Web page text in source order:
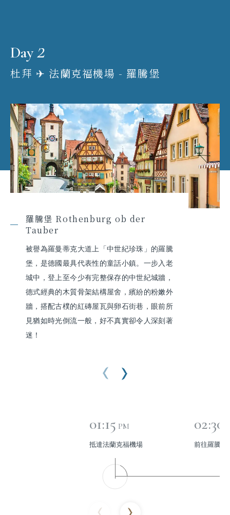
Day2
杜拜 ✈︎ 法蘭克福機場 - 羅騰堡
羅騰堡 Rothenburg ob der
Tauber
被譽為羅曼蒂克大道上「中世紀珍珠」的羅騰
堡，是德國最具代表性的童話小鎮。一步入老
城中，登上至今少有完整保存的中世紀城牆，
德式經典的木質骨架結構屋舍，繽紛的粉嫩外
牆，搭配古樸的紅磚屋瓦與卵石街巷，眼前所
見猶如時光倒流一般，好不真實卻令人深刻著
迷！
01:15 PM
抵達法蘭克福機場
02:30
前往羅騰堡